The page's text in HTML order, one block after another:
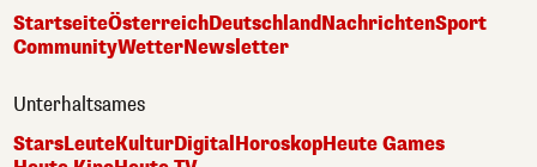
StartseiteÖsterreichDeutschlandNachrichtenSport
CommunityWetterNewsletter
Unterhaltsames
StarsLeuteKulturDigital HoroskopHeute Games